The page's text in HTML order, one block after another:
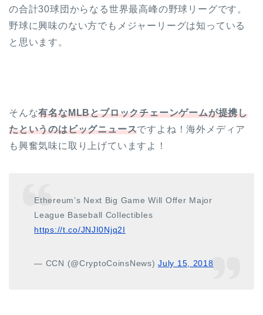
の合計30球団からなる世界最高峰の野球リーグです。
野球に興味のない方でもメジャーリーグは知っている
と思います。
そんな有名なMLBとブロックチェーンゲームが提携し
たというのはビッグニュースですよね！海外メディア
も興奮気味に取り上げていますよ！
Ethereum’s Next Big Game Will Offer Major
League Baseball Collectibles
https://t.co/JNJI0Njq2I
— CCN (@CryptoCoinsNews)July 15, 2018